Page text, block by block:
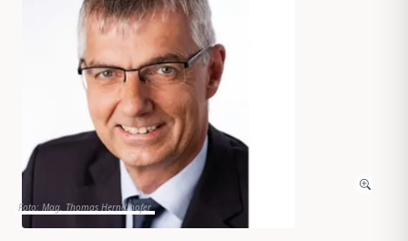
Foto: Mag. Thomas Herndlhofer